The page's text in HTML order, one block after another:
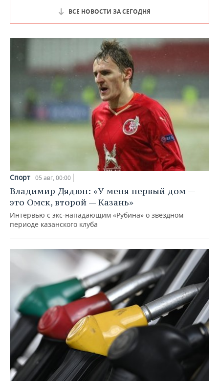
ВСЕ НОВОСТИ ЗА СЕГОДНЯ
Спорт 05 авг, 00:00
Владимир Дядюн: «У меня первый дом —
это Омск, второй — Казань»
Интервью с экс-нападающим «Рубина» о звездном
периоде казанского клуба